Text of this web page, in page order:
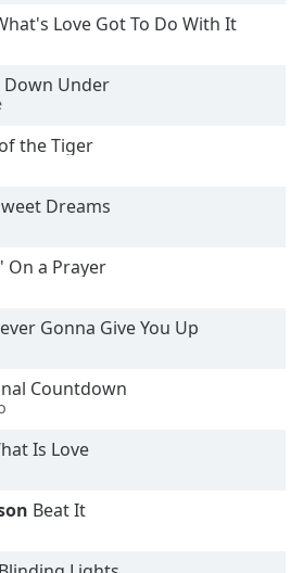
Love Got To Do With It
Down Under
the Tiger
Dreams
On a Prayer
Gonna Give You Up
Countdown
Is Love
Beat It